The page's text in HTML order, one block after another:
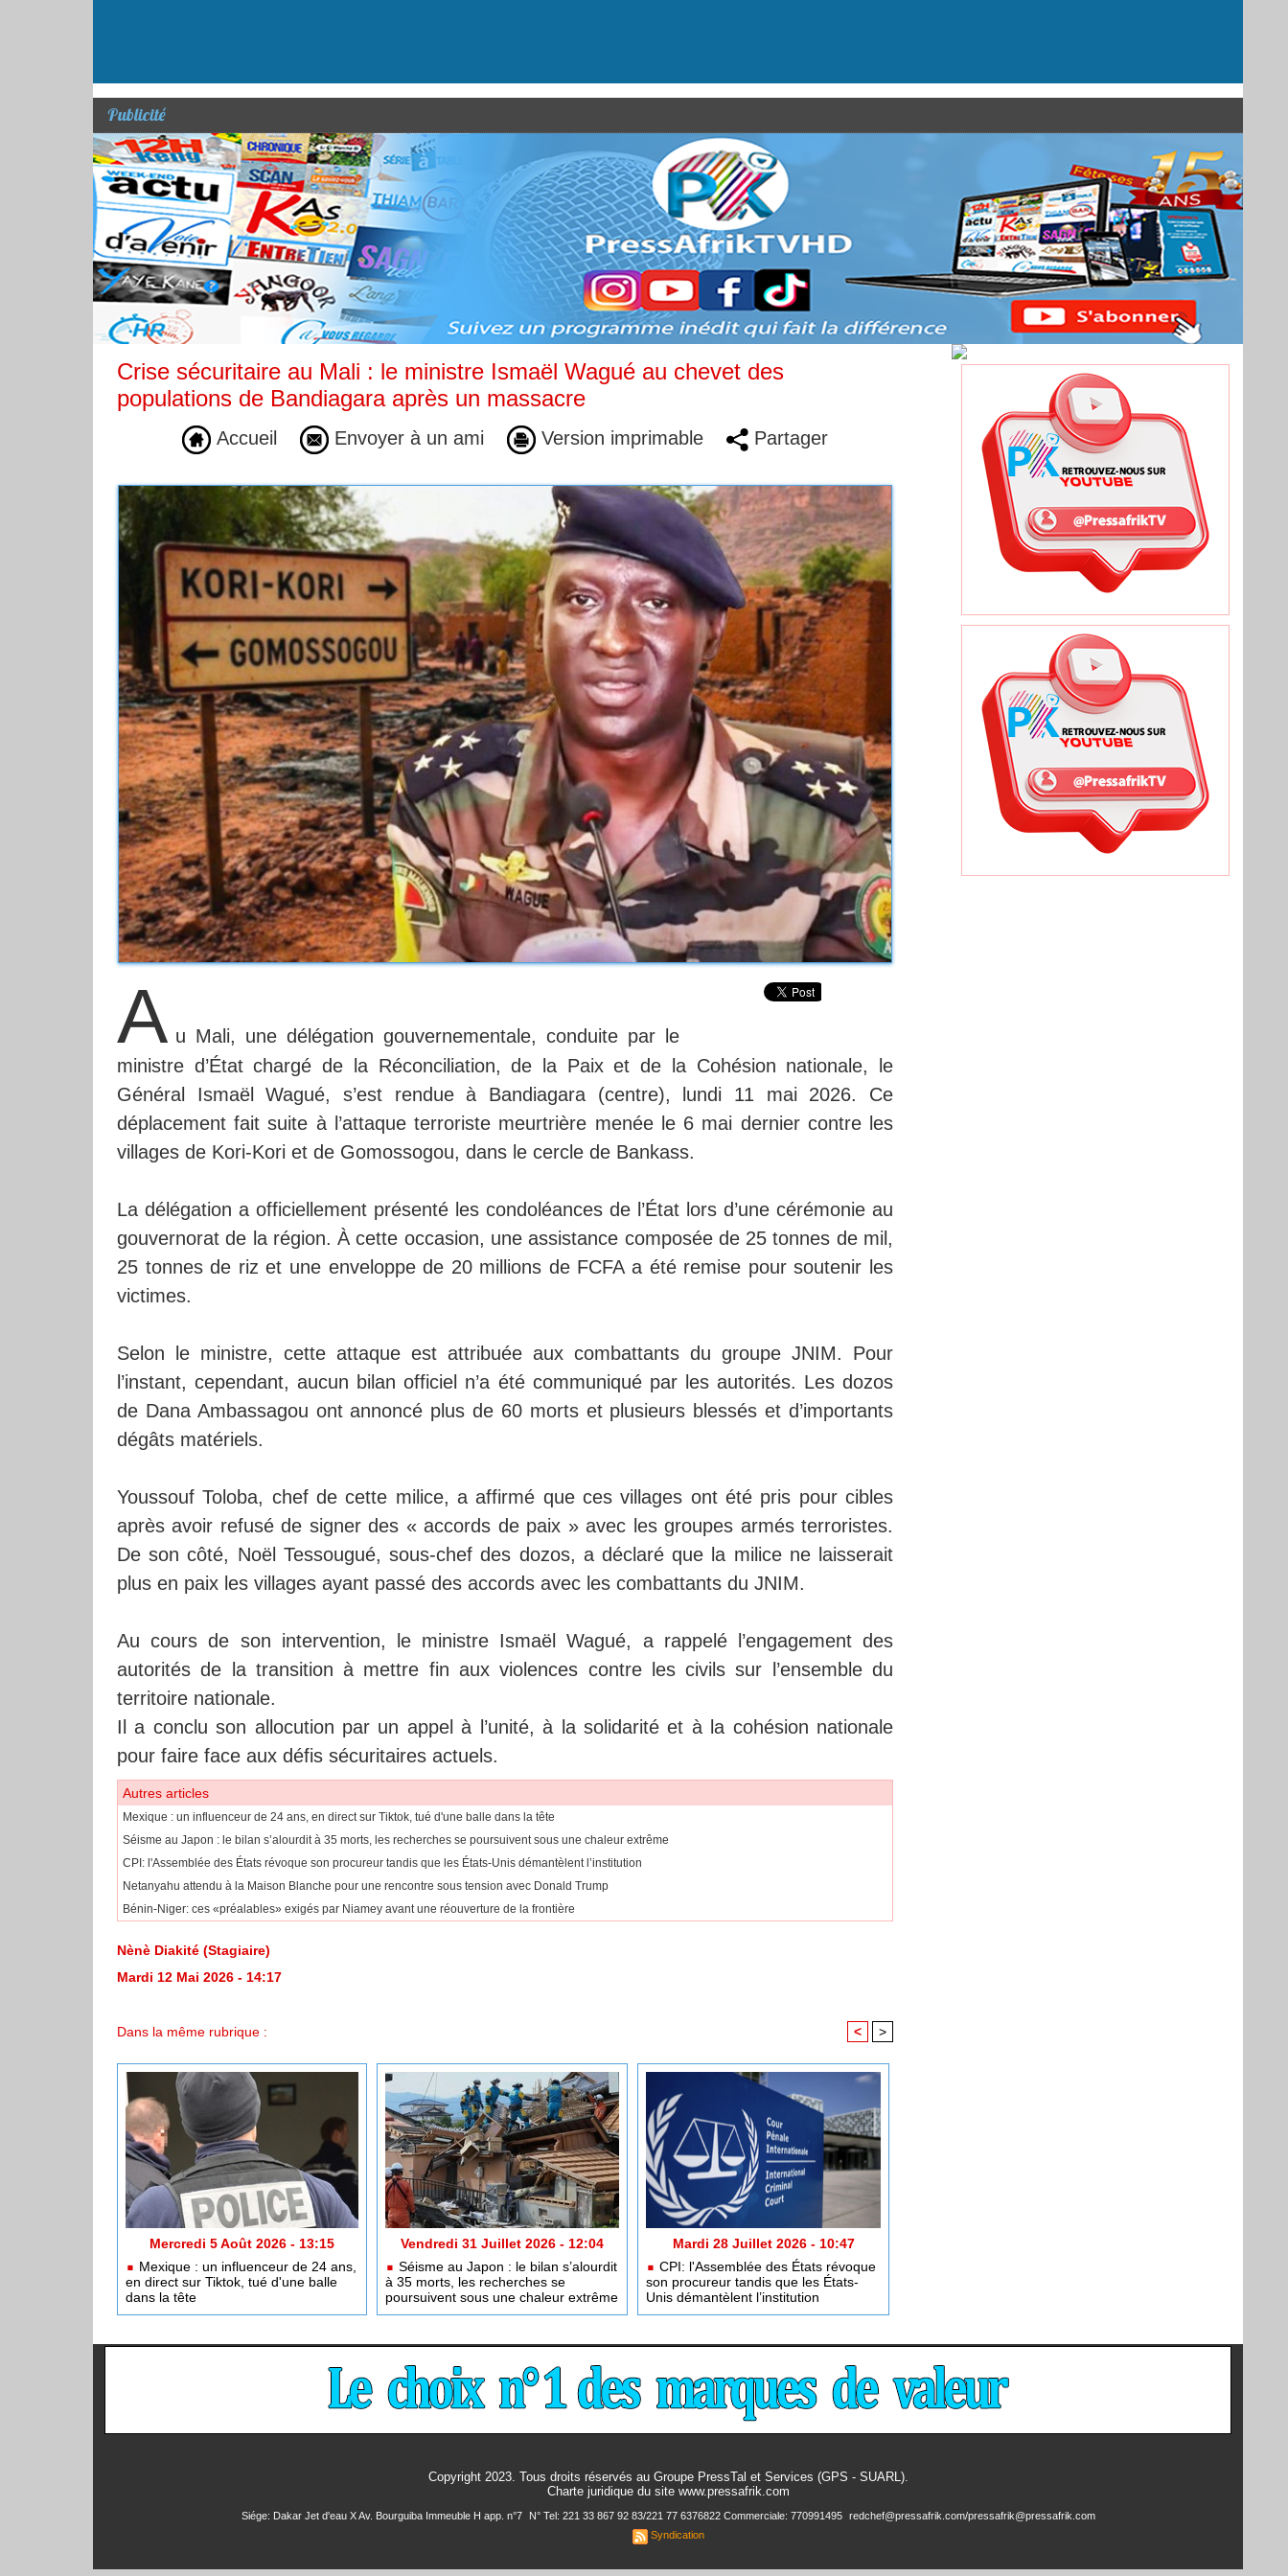
Publicité
Crise sécuritaire au Mali : le ministre Ismaël Wagué au chevet des
populations de Bandiagara après un massacre
Accueil Envoyer à un ami Version imprimable Partager
A u Mali, une délégation gouvernementale, conduite par le
ministre d’État chargé de la Réconciliation, de la Paix et de la Cohésion nationale, le
Général Ismaël Wagué, s’est rendue à Bandiagara (centre), lundi 11 mai 2026. Ce
déplacement fait suite à l’attaque terroriste meurtrière menée le 6 mai dernier contre les
villages de Kori-Kori et de Gomossogou, dans le cercle de Bankass.
La délégation a officiellement présenté les condoléances de l’État lors d’une cérémonie au
gouvernorat de la région. À cette occasion, une assistance composée de 25 tonnes de mil,
25 tonnes de riz et une enveloppe de 20 millions de FCFA a été remise pour soutenir les
victimes.
Selon le ministre, cette attaque est attribuée aux combattants du groupe JNIM. Pour
l’instant, cependant, aucun bilan officiel n’a été communiqué par les autorités. Les dozos
de Dana Ambassagou ont annoncé plus de 60 morts et plusieurs blessés et d’importants
dégâts matériels.
Youssouf Toloba, chef de cette milice, a affirmé que ces villages ont été pris pour cibles
après avoir refusé de signer des « accords de paix » avec les groupes armés terroristes.
De son côté, Noël Tessougué, sous-chef des dozos, a déclaré que la milice ne laisserait
plus en paix les villages ayant passé des accords avec les combattants du JNIM.
Au cours de son intervention, le ministre Ismaël Wagué, a rappelé l’engagement des
autorités de la transition à mettre fin aux violences contre les civils sur l’ensemble du
territoire nationale.
Il a conclu son allocution par un appel à l’unité, à la solidarité et à la cohésion nationale
pour faire face aux défis sécuritaires actuels.
Autres articles
Mexique : un influenceur de 24 ans, en direct sur Tiktok, tué d'une balle dans la tête
Séisme au Japon : le bilan s’alourdit à 35 morts, les recherches se poursuivent sous une chaleur extrême
CPI: l'Assemblée des États révoque son procureur tandis que les États-Unis démantèlent l’institution
Netanyahu attendu à la Maison Blanche pour une rencontre sous tension avec Donald Trump
Bénin-Niger: ces «préalables» exigés par Niamey avant une réouverture de la frontière
Nènè Diakité (Stagiaire)
Mardi 12 Mai 2026 - 14:17
Dans la même rubrique : < >
Mercredi 5 Août 2026 - 13:15
Mexique : un influenceur de 24 ans,
en direct sur Tiktok, tué d'une balle
dans la tête
Vendredi 31 Juillet 2026 - 12:04
Séisme au Japon : le bilan s’alourdit
à 35 morts, les recherches se
poursuivent sous une chaleur extrême
Mardi 28 Juillet 2026 - 10:47
CPI: l'Assemblée des États révoque
son procureur tandis que les États-
Unis démantèlent l’institution
Copyright 2023. Tous droits réservés au Groupe PressTal et Services (GPS - SUARL).
Charte juridiquedu site www.pressafrik.com
Siége: Dakar Jet d'eau X Av. Bourguiba Immeuble H app. n°7 N° Tel: 221 33 867 92 83/221 77 6376822 Commerciale: 770991495 redchef@pressafrik.com/pressafrik@pressafrik.com
Syndication